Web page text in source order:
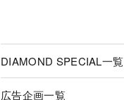
DIAMOND SPECIAL一覧
広告企画一覧